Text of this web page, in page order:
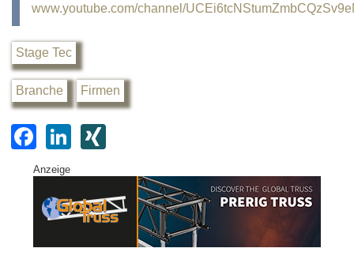
www.youtube.com/channel/
Stage Tec
Branche Firmen
F
a
c
e
Li
k
e
G
Anzeige